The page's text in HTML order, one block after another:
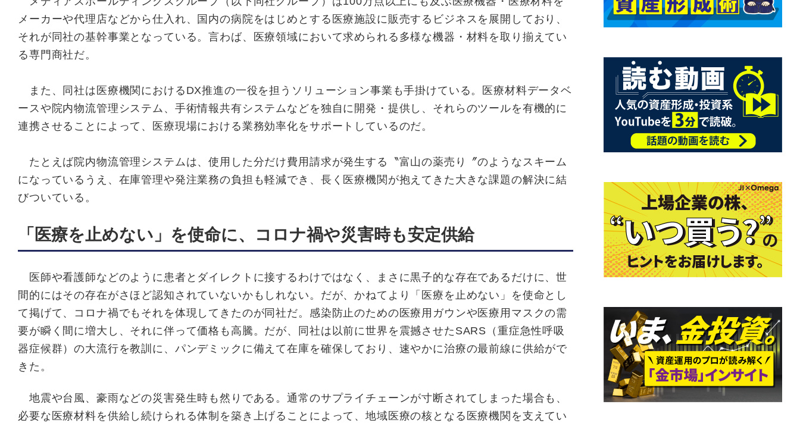
メーカーや代理店などから仕入れ、国内の病院をはじめとする医療施設に販売するビジネスを展開しており、
それが同社の基幹事業となっている。言わば、医療領域において求められる多様な機器・材料を取り揃えてい
る専門商社だ。
また、同社は医療機関におけるDX推進の一役を担うソリューション事業も手掛けている。医療材料データベ
ースや院内物流管理システム、手術情報共有システムなどを独自に開発・提供し、それらのツールを有機的に
連携させることによって、医療現場における業務効率化をサポートしているのだ。
たとえば院内物流管理システムは、使用した分だけ費用請求が発生する〝富山の薬売り〞のようなスキーム
になっているうえ、在庫管理や発注業務の負担も軽減でき、長く医療機関が抱えてきた大きな課題の解決に結
びついている。
「医療を止めない」を使命に、コロナ禍や災害時も安定供給
医師や看護師などのように患者とダイレクトに接するわけではなく、まさに黒子的な存在であるだけに、世
間的にはその存在がさほど認知されていないかもしれない。だが、かねてより「医療を止めない」を使命とし
て掲げて、コロナ禍でもそれを体現してきたのが同社だ。感染防止のための医療用ガウンや医療用マスクの需
要が瞬く間に増大し、それに伴って価格も高騰。だが、同社は以前に世界を震撼させたSARS（重症急性呼吸
器症候群）の大流行を教訓に、パンデミックに備えて在庫を確保しており、速やかに治療の最前線に供給がで
きた。
地震や台風、豪雨などの災害発生時も然りである。通常のサプライチェーンが寸断されてしまった場合も、
必要な医療材料を供給し続けられる体制を築き上げることによって、地域医療の核となる医療機関を支えてい